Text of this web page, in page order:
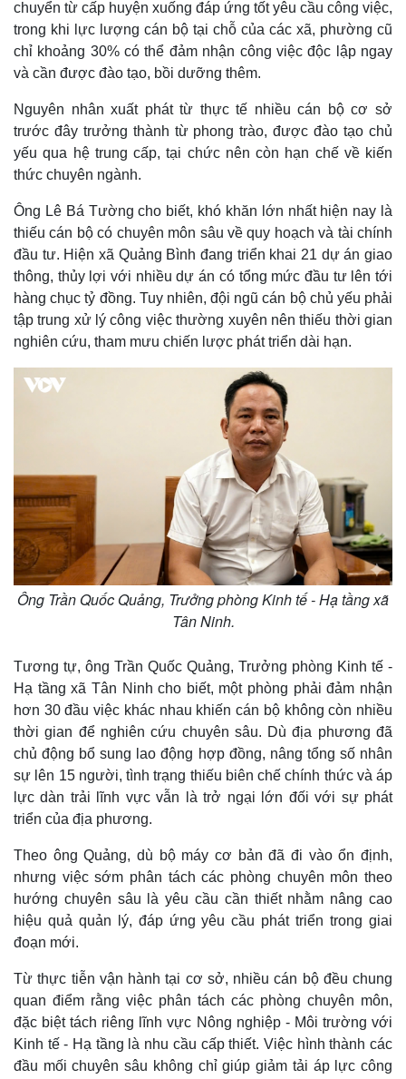
Pháp luật
Vụ án
Tin nóng
Tư vấn luật
Quân sự - Quốc phòng
Việt Nam
Phân tích
chuyển từ cấp huyện xuống đáp ứng tốt yêu cầu công việc,
trong khi lực lượng cán bộ tại chỗ của các xã, phường cũ
chỉ khoảng 30% có thể đảm nhận công việc độc lập ngay
và cần được đào tạo, bồi dưỡng thêm.
Nguyên nhân xuất phát từ thực tế nhiều cán bộ cơ sở
trước đây trưởng thành từ phong trào, được đào tạo chủ
yếu qua hệ trung cấp, tại chức nên còn hạn chế về kiến
thức chuyên ngành.
Ông Lê Bá Tường cho biết, khó khăn lớn nhất hiện nay là
thiếu cán bộ có chuyên môn sâu về quy hoạch và tài chính
đầu tư. Hiện xã Quảng Bình đang triển khai 21 dự án giao
thông, thủy lợi với nhiều dự án có tổng mức đầu tư lên tới
hàng chục tỷ đồng. Tuy nhiên, đội ngũ cán bộ chủ yếu phải
tập trung xử lý công việc thường xuyên nên thiếu thời gian
nghiên cứu, tham mưu chiến lược phát triển dài hạn.
Ông Trần Quốc Quảng, Trưởng phòng Kinh tế - Hạ tầng xã
Tân Ninh.
Tương tự, ông Trần Quốc Quảng, Trưởng phòng Kinh tế -
Hạ tầng xã Tân Ninh cho biết, một phòng phải đảm nhận
hơn 30 đầu việc khác nhau khiến cán bộ không còn nhiều
thời gian để nghiên cứu chuyên sâu. Dù địa phương đã
chủ động bổ sung lao động hợp đồng, nâng tổng số nhân
sự lên 15 người, tình trạng thiếu biên chế chính thức và áp
lực dàn trải lĩnh vực vẫn là trở ngại lớn đối với sự phát
triển của địa phương.
Theo ông Quảng, dù bộ máy cơ bản đã đi vào ổn định,
nhưng việc sớm phân tách các phòng chuyên môn theo
hướng chuyên sâu là yêu cầu cần thiết nhằm nâng cao
hiệu quả quản lý, đáp ứng yêu cầu phát triển trong giai
đoạn mới.
Từ thực tiễn vận hành tại cơ sở, nhiều cán bộ đều chung
quan điểm rằng việc phân tách các phòng chuyên môn,
đặc biệt tách riêng lĩnh vực Nông nghiệp - Môi trường với
Kinh tế - Hạ tầng là nhu cầu cấp thiết. Việc hình thành các
đầu mối chuyên sâu không chỉ giúp giảm tải áp lực công